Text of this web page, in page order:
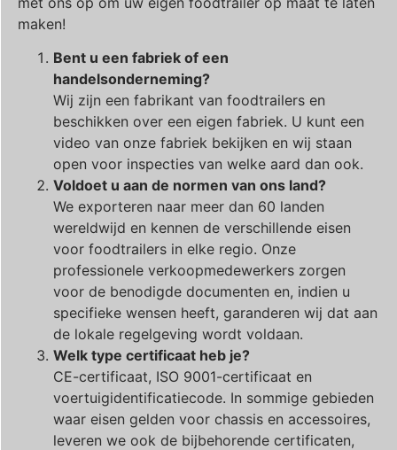
maken!
Bent u een fabriek of een
handelsonderneming?
Wij zijn een fabrikant van foodtrailers en
beschikken over een eigen fabriek. U kunt een
video van onze fabriek bekijken en wij staan
open voor inspecties van welke aard dan ook.
Voldoet u aan de normen van ons land?
We exporteren naar meer dan 60 landen
wereldwijd en kennen de verschillende eisen
voor foodtrailers in elke regio. Onze
professionele verkoopmedewerkers zorgen
voor de benodigde documenten en, indien u
specifieke wensen heeft, garanderen wij dat aan
de lokale regelgeving wordt voldaan.
Welk type certificaat heb je?
CE-certificaat, ISO 9001-certificaat en
voertuigidentificatiecode. In sommige gebieden
waar eisen gelden voor chassis en accessoires,
leveren we ook de bijbehorende certificaten,